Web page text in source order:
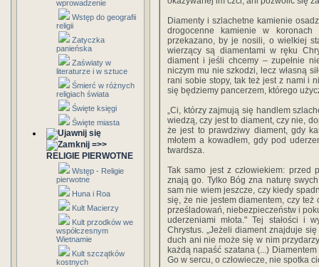
wprowadzenie
Wstęp do geografii
religii
Zatyczka
panieńska
Zaświaty w
literaturze i w sztuce
Śmierć w różnych
religiach świata
Święte księgi
Święte miasta
=>>
RELIGIE PIERWOTNE
Wstęp - Religie
pierwotne
Huna i Roa
Kult Macierzy
Kult przodków we
współczesnym
Wietnamie
Kult szczątków
kostnych
Diamenty i szlachetne kamienie
drogocenne kamienie w koronach
przekazano, by je nosili, o wielkiej
wierzący są diamentami w ręku
diament i jeśli chcemy – zupełnie
niczym mu nie szkodzi, lecz własną
rani sobie stopy, tak też jest z nami i
się będziemy pancerzem, którego
„Ci, którzy zajmują się handlem
wiedzą, czy jest to diament, czy nie,
że jest to prawdziwy diament, gdy
młotem a kowadłem, gdy pod
twardsza.
Tak samo jest z człowiekiem: przed
znają go. Tylko Bóg zna naturę
sam nie wiem jeszcze, czy kiedy
się, że nie jestem diamentem, czy
prześladowań, niebezpieczeństw i
uderzeniami młota." Tej stałości i
Chrystus. „Jeżeli diament znajduje
duch ani nie może się w nim
każdą napaść szatana (...)
Go w sercu, o człowiecze, nie spotka